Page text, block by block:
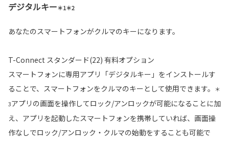
デジタルキー＊1＊2
あなたのスマートフォンがクルマのキーになります。
T-Connect スタンダード(22) 有料オプション
スマートフォンに専用アプリ「デジタルキー」をインストールす
ることで、スマートフォンをクルマのキーとして使用できます。
＊
3アプリの画面を操作してロック/アンロックが可能になることに加
え、アプリを起動したスマートフォンを携帯していれば、画面操
作なしでロック/アンロック・クルマの始動をすることも可能で